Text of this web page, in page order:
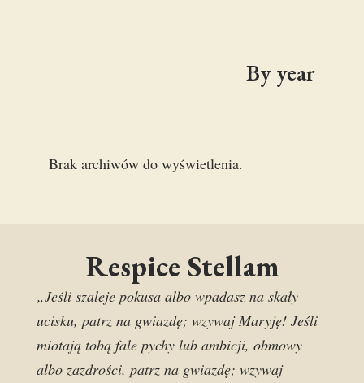
By year
Brak archiwów do wyświetlenia.
Respice Stellam
„Jeśli szaleje pokusa albo wpadasz na skały
ucisku, patrz na gwiazdę; wzywaj Maryję! Jeśli
miotają tobą fale pychy lub ambicji, obmowy
albo zazdrości, patrz na gwiazdę; wzywaj